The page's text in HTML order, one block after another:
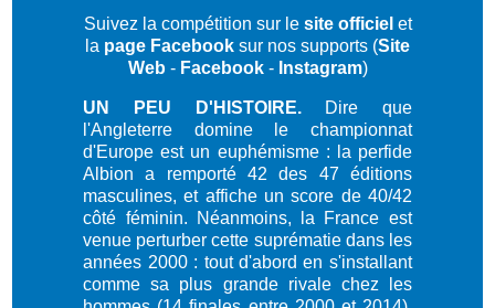
Suivez la compétition sur le site officiel et
la page Facebook sur nos supports (Site
Web- Facebook- Instagram)
UN PEU D'HISTOIRE.
Dire que
l'Angleterre domine le championnat
d'Europe est un euphémisme : la perfide
Albion a remporté 42 des 47 éditions
masculines, et affiche un score de 40/42
côté féminin. Néanmoins, la France est
venue perturber cette suprématie dans les
années 2000 : tout d'abord en s'installant
comme sa plus grande rivale chez les